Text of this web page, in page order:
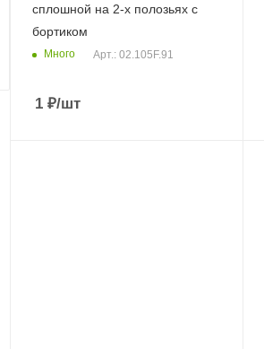
сплошной на 2-х полозьяx с
бортиком
Много Арт.: 02.105F.91
1 ₽/шт